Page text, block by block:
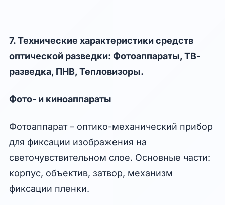
7. Технические характеристики средств
оптической разведки: Фотоаппараты, ТВ-
разведка, ПНВ, Тепловизоры.
Фото- и киноаппараты
Фотоаппарат – оптико-механический прибор
для фиксации изображения на
светочувствительном слое. Основные части:
корпус, объектив, затвор, механизм
фиксации пленки.